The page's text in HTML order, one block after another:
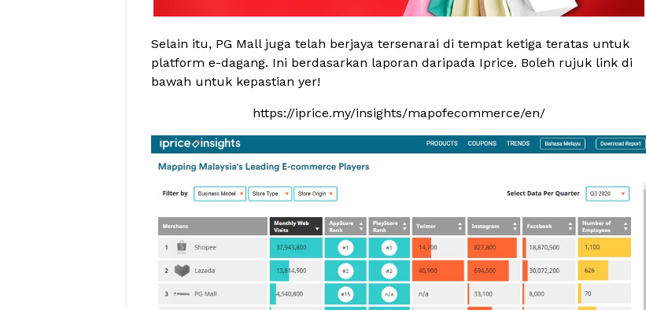
Selain itu, PG Mall juga telah berjaya tersenarai di tempat ketiga teratas untuk
platform e-dagang. Ini berdasarkan laporan daripada Iprice. Boleh rujuk link di
bawah untuk kepastian yer!
https://iprice.my/insights/mapofecommerce/en/